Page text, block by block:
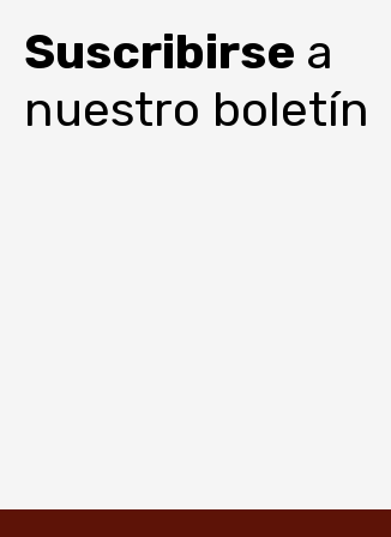
Suscribirse a
nuestro boletín